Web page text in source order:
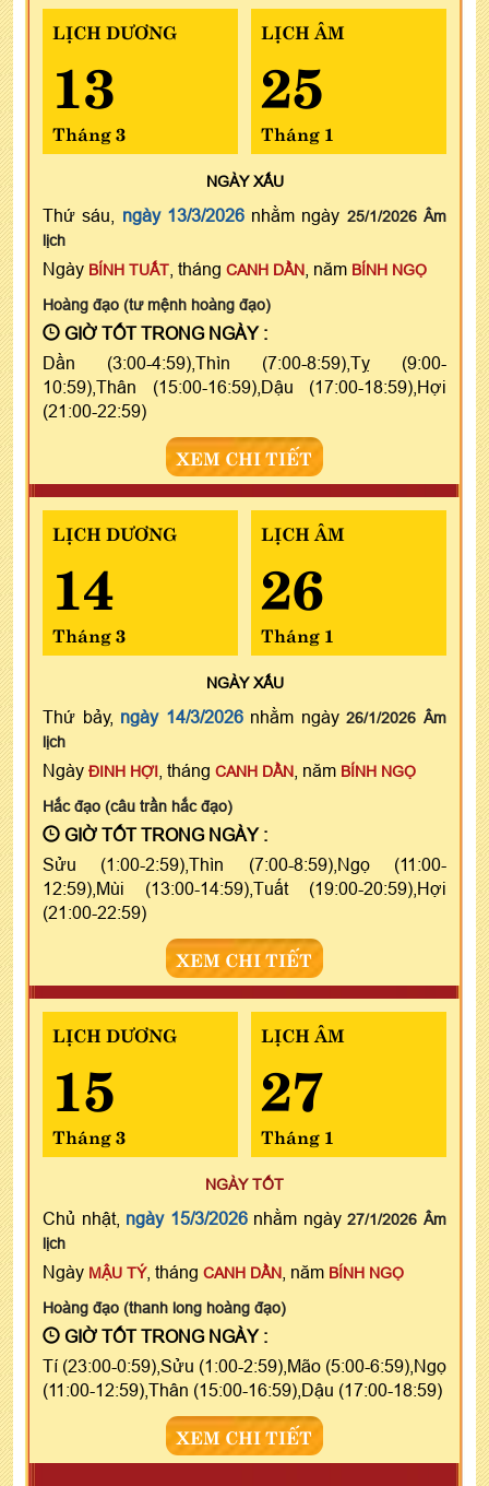
LỊCH DƯƠNG
13
Tháng 3
LỊCH ÂM
25
Tháng 1
NGÀYXẤU
Thứ sáu, ngày 13/3/2026nhằm ngày 25/1/2026 Âm
lịch
Ngày BÍNH TUẤT , tháng CANH DẦN , năm BÍNH NGỌ
Hoàng đạo (tư mệnh hoàng đạo)
GIỜ TỐT TRONG NGÀY :
Dần (3:00-4:59),Thìn (7:00-8:59),Tỵ (9:00-
10:59),Thân (15:00-16:59),Dậu (17:00-18:59),Hợi
(21:00-22:59)
XEM CHI TIẾT
LỊCH DƯƠNG
14
Tháng 3
LỊCH ÂM
26
Tháng 1
NGÀYXẤU
Thứ bảy, ngày 14/3/2026nhằm ngày26/1/2026 Âm
lịch
Ngày ĐINH HỢI , tháng CANH DẦN , năm BÍNH NGỌ
Hắc đạo (câu trần hắc đạo)
GIỜ TỐT TRONG NGÀY :
Sửu (1:00-2:59),Thìn (7:00-8:59),Ngọ (11:00-
12:59),Mùi (13:00-14:59),Tuất (19:00-20:59),Hợi
(21:00-22:59)
XEM CHI TIẾT
LỊCH DƯƠNG
15
Tháng 3
LỊCH ÂM
27
Tháng 1
NGÀY TỐT
Chủ nhật, ngày 15/3/2026nhằm ngày27/1/2026 Âm
lịch
Ngày MẬU TÝ, tháng CANH DẦN , năm BÍNH NGỌ
Hoàng đạo (thanh long hoàng đạo)
GIỜ TỐT TRONG NGÀY :
Tí (23:00-0:59),Sửu (1:00-2:59),Mão (5:00-6:59),Ngọ
(11:00-12:59),Thân (15:00-16:59),Dậu (17:00-18:59)
XEM CHI TIẾT